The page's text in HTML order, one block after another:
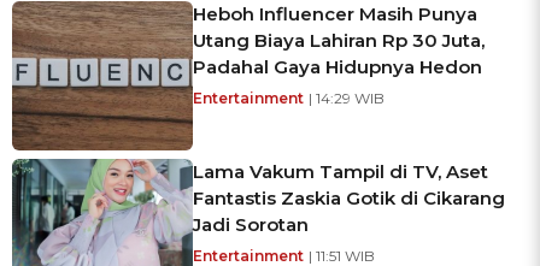
Heboh Influencer Masih Punya
Utang Biaya Lahiran Rp 30 Juta,
Padahal Gaya Hidupnya Hedon
Entertainment | 14:29 WIB
Lama Vakum Tampil di TV, Aset
Fantastis Zaskia Gotik di Cikarang
Jadi Sorotan
Entertainment | 11:51 WIB